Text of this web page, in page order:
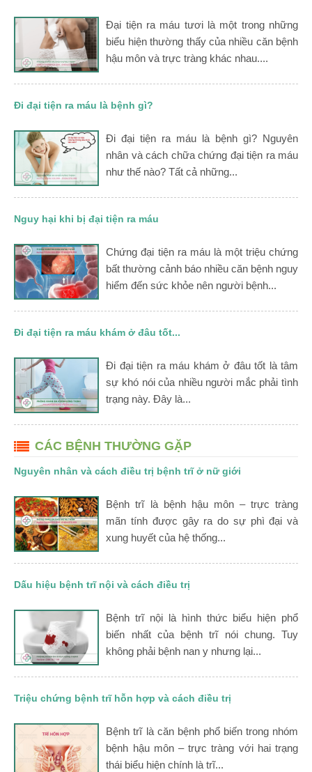
Đại tiện ra máu tươi là một trong những
biểu hiện thường thấy của nhiều căn bệnh
hậu môn và trực tràng khác nhau....
Đi đại tiện ra máu là bệnh gì?
Đi đại tiện ra máu là bệnh gì? Nguyên
nhân và cách chữa chứng đại tiện ra máu
như thế nào? Tất cả những...
Nguy hại khi bị đại tiện ra máu
Chứng đại tiện ra máu là một triệu chứng
bất thường cảnh báo nhiều căn bệnh nguy
hiểm đến sức khỏe nên người bệnh...
Đi đại tiện ra máu khám ở đâu tốt...
Đi đại tiện ra máu khám ở đâu tốt là tâm
sự khó nói của nhiều người mắc phải tình
trạng này. Đây là...
CÁC BỆNH THƯỜNG GẶP
Nguyên nhân và cách điều trị bệnh trĩ ở nữ giới
Bệnh trĩ là bệnh hậu môn – trực tràng
mãn tính được gây ra do sự phì đại và
xung huyết của hệ thống...
Dấu hiệu bệnh trĩ nội và cách điều trị
Bệnh trĩ nội là hình thức biểu hiện phổ
biến nhất của bệnh trĩ nói chung. Tuy
không phải bệnh nan y nhưng lại...
Triệu chứng bệnh trĩ hỗn hợp và cách điều trị
Bệnh trĩ là căn bệnh phổ biến trong nhóm
bệnh hậu môn – trực tràng với hai trạng
thái biểu hiện chính là trĩ...